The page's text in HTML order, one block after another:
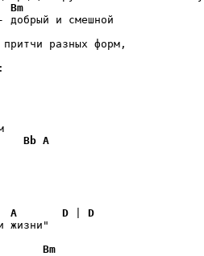
Bm
разных форм,
Bb A
A D
D
жизни"
Bm